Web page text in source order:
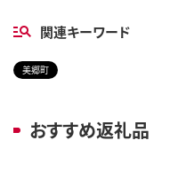
関連キーワード
美郷町
おすすめ返礼品